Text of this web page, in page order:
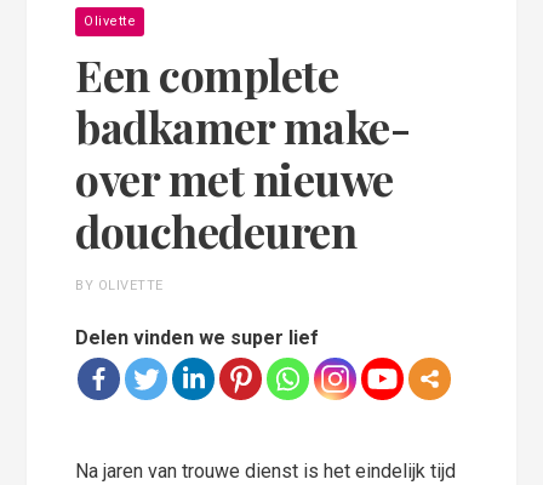
Olivette
Een complete
badkamer make-
over met nieuwe
douchedeuren
BY OLIVETTE
Delen vinden we super lief
Na jaren van trouwe dienst is het eindelijk tijd